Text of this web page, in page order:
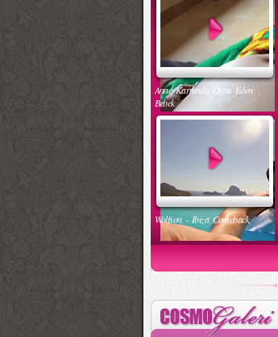
Anne Karnında Dans Eden
Bebek
Wolfson - Ibiza Comeback